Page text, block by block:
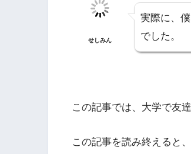
せしみん
実際に、
でした。
この記事では、大学で友
この記事を読み終えると、